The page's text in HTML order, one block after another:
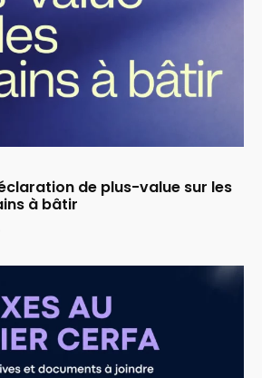
de plus-value sur les
à bâtir